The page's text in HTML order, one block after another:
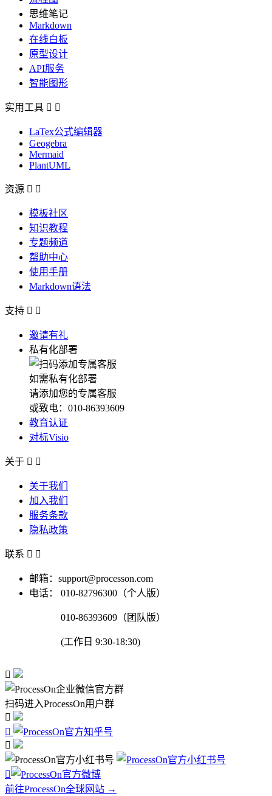
思维笔记
Markdown
在线白板
原型设计
API服务
智能图形
实用工具  
LaTex公式编辑器
Geogebra
Mermaid
PlantUML
资源  
模板社区
知识教程
专题频道
帮助中心
使用手册
Markdown语法
支持  
邀请有礼
私有化部署
如需私有化部署
请添加您的专属客服
或致电：010-86393609
教育认证
对标Visio
关于  
关于我们
加入我们
服务条款
隐私政策
联系  
邮箱：support@processon.com
电话：
010-82796300（个人版）
010-86393609（团队版）
(工作日 9:30-18:30)

扫码进入ProcessOn用户群




前往ProcessOn全球网站 →